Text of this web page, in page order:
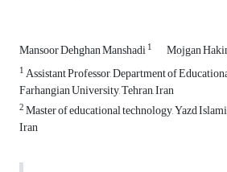
Mansoor Dehghan Manshadi1 Mojgan
1Assistant Professor, Department of
Farhangian University, Tehran, Iran
2Master of educational technology, Yazd
Iran